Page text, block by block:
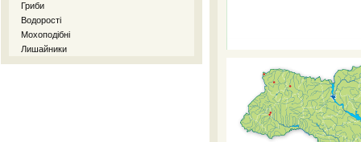
Гриби
Водорості
Мохоподібні
Лишайники